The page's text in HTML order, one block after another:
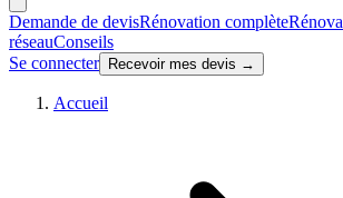
Demande de devisRénovation complète
réseauConseils
Se connecter
Recevoir mes devis →
Accueil